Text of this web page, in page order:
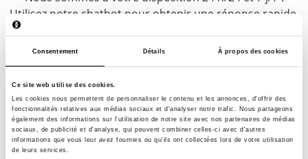
Consentement Détails À propos des cookies
Ce site web utilise des cookies.
Les cookies nous permettent de personnaliser le contenu et les annonces, d'offrir des
fonctionnalités relatives aux médias sociaux et d'analyser notre trafic. Nous partageons
également des informations sur l'utilisation de notre site avec nos partenaires de médias
sociaux, de publicité et d'analyse, qui peuvent combiner celles-ci avec d'autres
informations que vous leur avez fournies ou qu'ils ont collectées lors de votre utilisation
de leurs services.
Utilisez notre chatbot pour obtenir une réponse rapide.
Cliquez sur « Nous contacter », sélectionnez votre type
d’abonnement et posez votre question. Vous pouvez
également nous joindre à l’adresse hello-
fr@onthatass.com. Nous nous efforçons de répondre à
votre question dans les 3 jours ouvrables. Tel: +31 73
303 41 75 (lun–ven, 09:00–12:00).
Envoyer un message